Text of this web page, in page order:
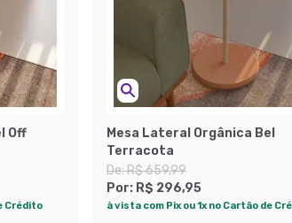
Off
Crédito
Mesa Lateral Orgânica Bel
Terracota
De:R$ 659,99
Por: R$ 296,95
à vista com Pix ou 1x no Cartão de